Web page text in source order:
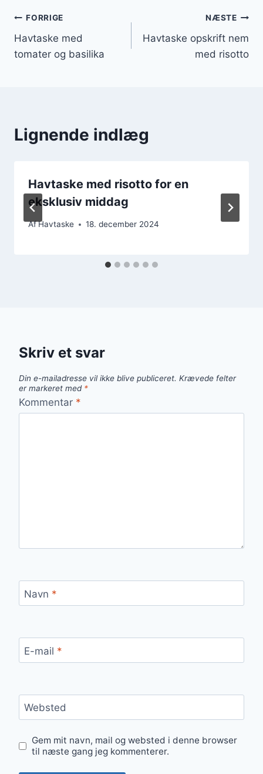
Indlægsnavigation
FORRIGE
Havtaske med
tomater og basilika
NÆSTE
Havtaske opskrift nem
med risotto
Lignende indlæg
Havtaske med risotto for en
eksklusiv middag
AfHavtaske 18. december 2024
Skriv et svar
Din e-mailadresse vil ikke blive publiceret. Krævede felter
er markeret med *
Kommentar *
Navn *
E-mail *
Websted
Gem mit navn, mail og websted i denne browser
til næste gang jeg kommenterer.